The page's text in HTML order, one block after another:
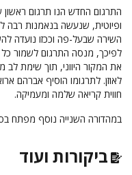
התרגום החדש הנו תרגום ראשון
ופיוטית, שנעשה בנאמנות רבה
השירה שבעל-פה וככזו נועדה
לפיכך, מנסה התרגום לשמור כל
את המקור היווני, תוך שימת לב
לאוזן. לתרגומו הוסיף אברהם
חווית קריאה שלמה ומעמיקה.
במהדורה השנייה נוסף מפתח
ביקורות ועוד